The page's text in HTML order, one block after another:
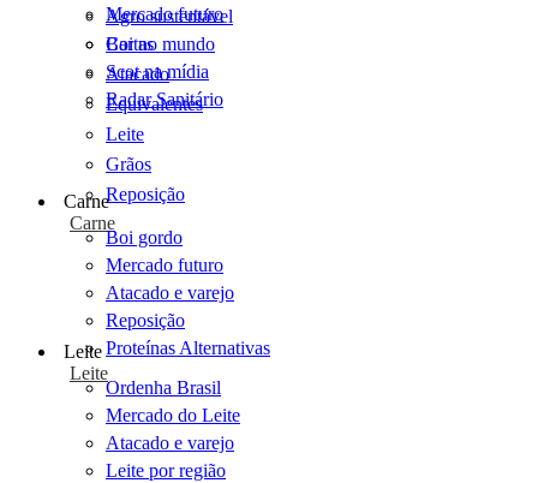
Agro sustentável
Cartas
Scot na mídia
Radar Sanitário
Mercado futuro
Boi no mundo
Atacado
Equivalentes
Leite
Grãos
Reposição
Carne
Carne
Boi gordo
Mercado futuro
Atacado e varejo
Reposição
Proteínas Alternativas
Leite
Leite
Ordenha Brasil
Mercado do Leite
Atacado e varejo
Leite por região